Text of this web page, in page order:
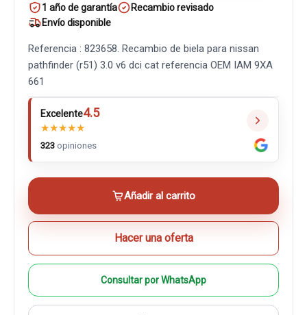
1 año de garantía
Recambio revisado
Envío disponible
Referencia : 823658. Recambio de biela para nissan
pathfinder (r51) 3.0 v6 dci cat referencia OEM IAM 9XA
661
Excelente4.5
★★★★★
323 opiniones
Añadir al carrito
Hacer una oferta
Consultar por WhatsApp